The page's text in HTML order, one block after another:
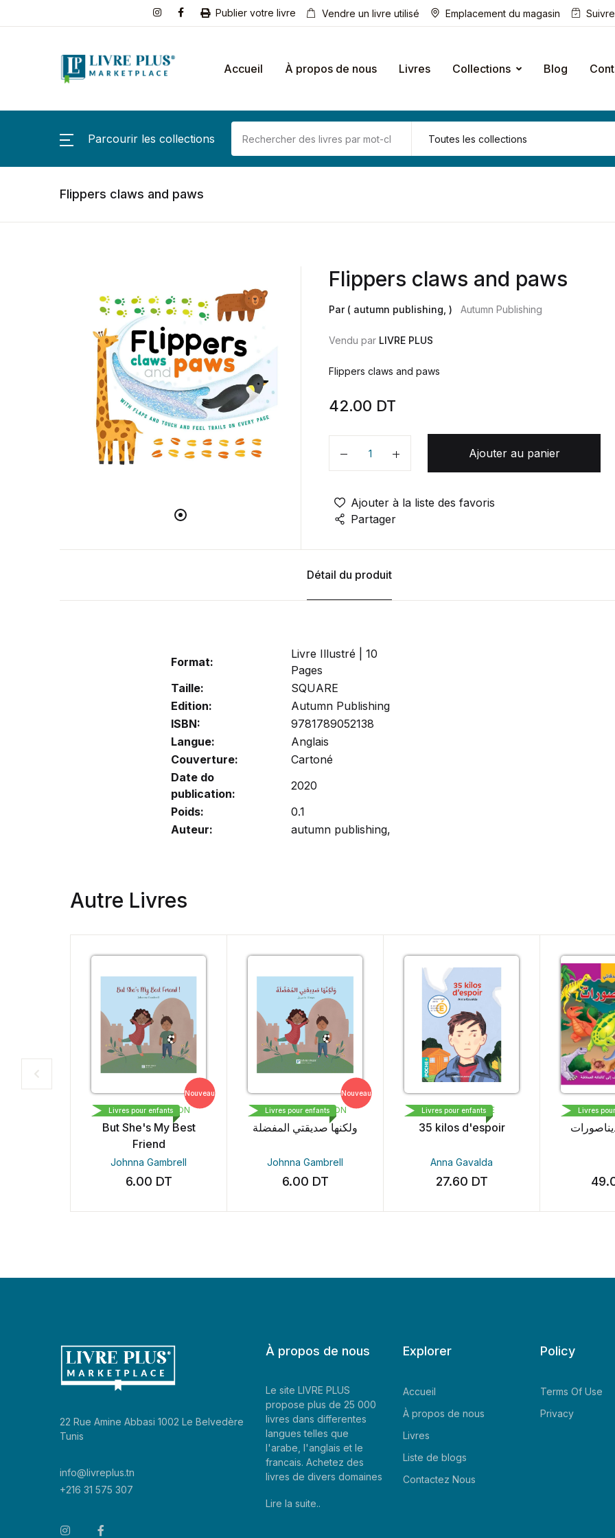
Publier votre livre Vendre un livre utilisé Emplacement du magasin
Accueil À propos de nous Livres Collections Blog
Parcourir les collections
Flippers claws and paws
Flippers claws and paws
Par ( autumn publishing, ) Autumn Publishing
Vendu par LIVRE PLUS
Flippers claws and paws
42.00 DT
Quantité
Ajouter au panier
Ajouter à la liste des favoris
Partager
Détail du produit
Format:
Livre Illustré | 10
Pages
Taille:
SQUARE
Edition:
Autumn Publishing
ISBN:
9781789052138
Langue:
Anglais
Couverture:
Cartoné
Date do
publication:
2020
Poids:
0.1
Auteur:
autumn publishing,
Autre Livres
LIVRE PLUS EDITION
But She's My Best
Friend
Johnna Gambrell
6.00DT
Nouveau
Livres pour enfants LIVRE PLUS EDITION
ولكنها صديقتي المفضلة
Johnna Gambrell
6.00DT
Nouveau
Livres pour enfants BAYARD PRESSE
35 kilos d'espoir
Anna Gavalda
27.60DT
Livres pour enfants DAR AL
Livres pour
22 Rue Amine Abbasi 1002 Le Belvedère
Tunis
info@livreplus.tn
+216 31 575 307
À propos de nous
Le site LIVRE PLUS
propose plus de 25 000
livres dans differentes
langues telles que
l'arabe, l'anglais et le
francais. Achetez des
livres de divers domaines
Lire la suite..
Explorer
Accueil
À propos de nous
Livres
Liste de blogs
Contactez Nous
Policy
Terms Of Use
Privacy